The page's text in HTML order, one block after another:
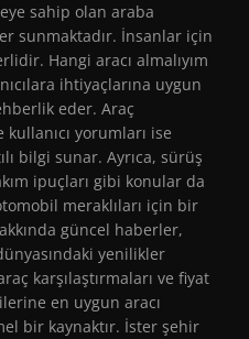
sahip olan araba
sunmaktadır. İnsanlar için
Hangi aracı almalıyım
ihtiyaçlarına uygun
eder. Araç
yorumları ise
bilgi sunar. Ayrıca, sürüş
ipuçları gibi konular da
meraklıları için bir
güncel haberler,
yenilikler
karşılaştırmaları ve fiyat
en uygun aracı
bir kaynaktır. İster şehir